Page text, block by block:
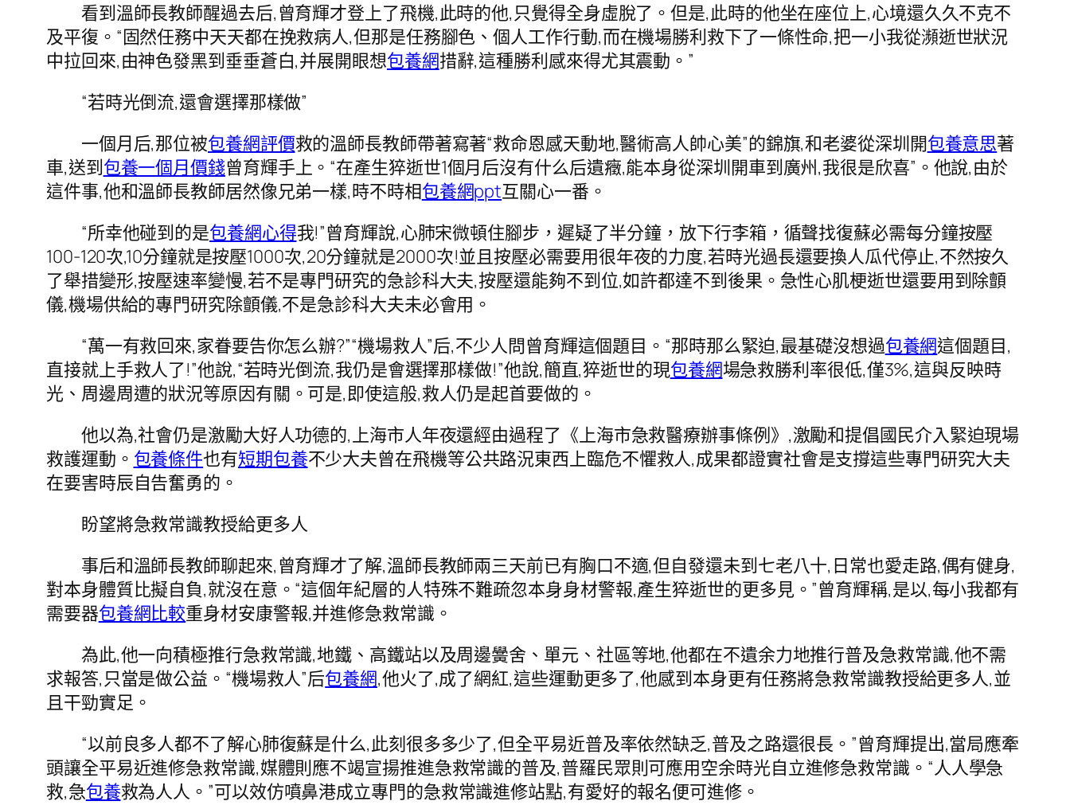
看到溫師長教師醒過去后,曾育輝才登上了飛機,此時的他,只覺得全身虛脫了。但是,此時的他坐在座位上,心境還久久不克不
及平復。“固然任務中天天都在挽救病人,但那是任務腳色、個人工作行動,而在機場勝利救下了一條性命,把一小我從瀕逝世狀況
中拉回來,由神色發黑到垂垂蒼白,并展開眼想包養網措辭,這種勝利感來得尤其震動。”
“若時光倒流,還會選擇那樣做”
一個月后,那位被包養網評價救的溫師長教師帶著寫著“救命恩感天動地,醫術高人帥心美”的錦旗,和老婆從深圳開包養意思著
車,送到包養一個月價錢曾育輝手上。“在產生猝逝世1個月后沒有什么后遺癥,能本身從深圳開車到廣州,我很是欣喜”。他說,由於
這件事,他和溫師長教師居然像兄弟一樣,時不時相包養網ppt互關心一番。
“所幸他碰到的是包養網心得我!”曾育輝說,心肺宋微頓住腳步，遲疑了半分鐘，放下行李箱，循聲找復蘇必需每分鐘按壓
100-120次,10分鐘就是按壓1000次,20分鐘就是2000次!並且按壓必需要用很年夜的力度,若時光過長還要換人瓜代停止,不然按久
了舉措變形,按壓速率變慢,若不是專門研究的急診科大夫,按壓還能夠不到位,如許都達不到後果。急性心肌梗逝世還要用到除顫
儀,機場供給的專門研究除顫儀,不是急診科大夫未必會用。
“萬一有救回來,家眷要告你怎么辦?”“機場救人”后,不少人問曾育輝這個題目。“那時那么緊迫,最基礎沒想過包養網這個題目,
直接就上手救人了!”他說,“若時光倒流,我仍是會選擇那樣做!”他說,簡直,猝逝世的現包養網場急救勝利率很低,僅3%,這與反映時
光、周邊周遭的狀況等原因有關。可是,即使這般,救人仍是起首要做的。
他以為,社會仍是激勵大好人功德的,上海市人年夜還經由過程了《上海市急救醫療辦事條例》,激勵和提倡國民介入緊迫現場
救護運動。 包養條件也有短期包養不少大夫曾在飛機等公共路況東西上臨危不懼救人,成果都證實社會是支撐這些專門研究大夫
在要害時辰自告奮勇的。
盼望將急救常識教授給更多人
事后和溫師長教師聊起來,曾育輝才了解,溫師長教師兩三天前已有胸口不適,但自發還未到七老八十,日常也愛走路,偶有健身,
對本身體質比擬自負,就沒在意。“這個年紀層的人特殊不難疏忽本身身材警報,產生猝逝世的更多見。”曾育輝稱,是以,每小我都有
需要器包養網比較重身材安康警報,并進修急救常識。
為此,他一向積極推行急救常識,地鐵、高鐵站以及周邊黌舍、單元、社區等地,他都在不遺余力地推行普及急救常識,他不需
求報答,只當是做公益。“機場救人”后包養網,他火了,成了網紅,這些運動更多了,他感到本身更有任務將急救常識教授給更多人,並
且干勁實足。
“以前良多人都不了解心肺復蘇是什么,此刻很多多少了,但全平易近普及率依然缺乏,普及之路還很長。”曾育輝提出,當局應牽
頭讓全平易近進修急救常識,媒體則應不竭宣揚推進急救常識的普及,普羅民眾則可應用空余時光自立進修急救常識。“人人學急
救,急包養救為人人。”可以效仿噴鼻港成立專門的急救常識進修站點,有愛好的報名便可進修。